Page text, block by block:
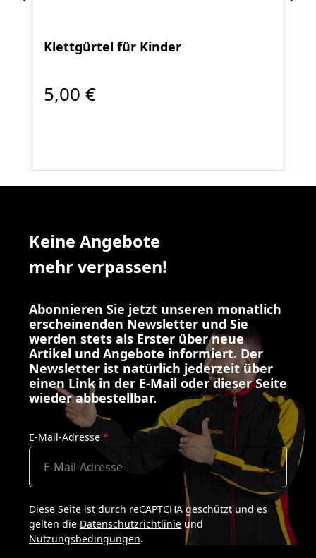
Klettgürtel für Kinder
5,00 €
Keine Angebote
mehr verpassen!
Abonnieren Sie jetzt unseren monatlich
erscheinenden Newsletter und Sie
werden stets als Erster über neue
Artikel und Angebote informiert. Der
Newsletter ist natürlich jederzeit über
einen Link in der E-Mail oder dieser Seite
wieder abbestellbar.
E-Mail-Adresse *
Diese Seite ist durch reCAPTCHA geschützt und es
gelten die Datenschutzrichtlinie und
Nutzungsbedingungen.